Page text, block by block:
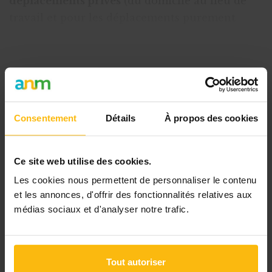
Consentement Détails À propos des cookies
Ce site web utilise des cookies.
Les cookies nous permettent de personnaliser le contenu
et les annonces, d'offrir des fonctionnalités relatives aux
médias sociaux et d'analyser notre trafic.
Tout autoriser
Cet article est réservé aux
abonnés
L’abonnement MonASBL vous donne
pratiques et à une expertise actualisée
pour gérer efficacement votre ASBL.
Avec votre abonnement, vous